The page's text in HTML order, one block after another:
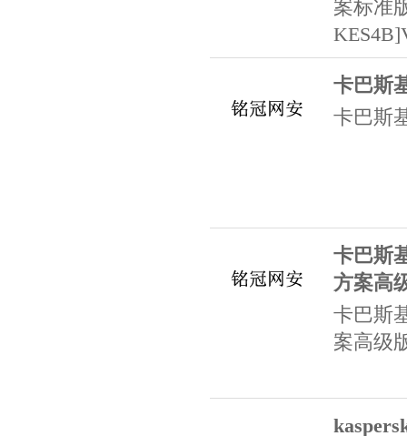
案标准
卡巴斯
卡巴斯
卡巴斯
方案高
卡巴斯
案高级